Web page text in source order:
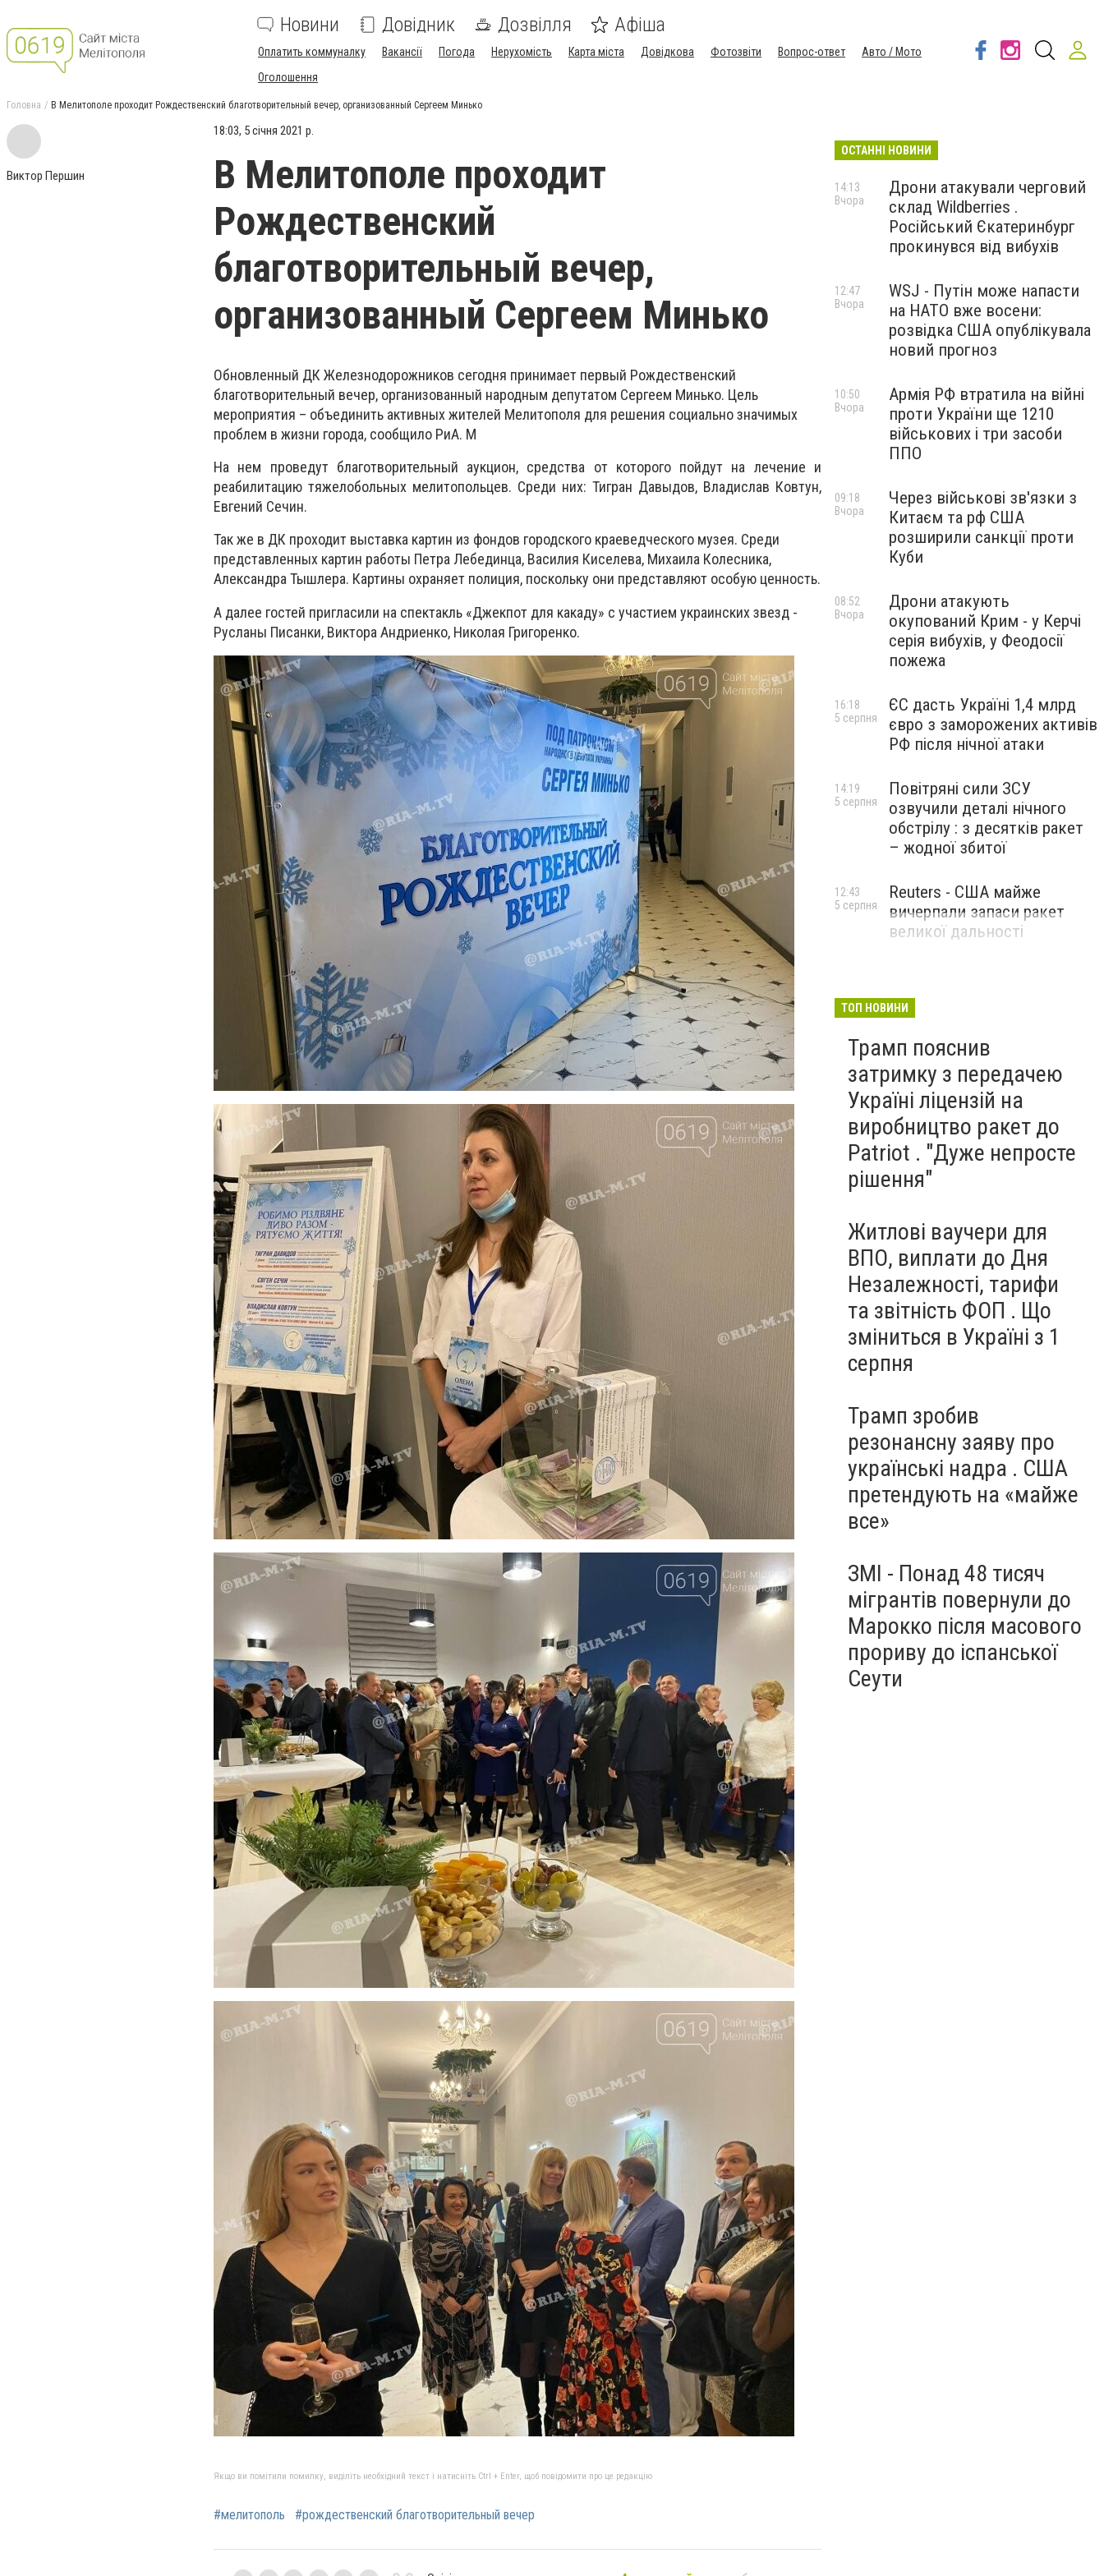
Новини Довідник Дозвілля Афіша
Оплатить коммуналку Вакансії Погода Нерухомість Карта міста Довідкова Фотозвіти Вопрос-ответ
Авто / Мото
Оголошення
Головна В Мелитополе проходит Рождественский благотворительный вечер, организованный Сергеем Минько
Виктор Першин
18:03, 5 січня 2021 р.
В Мелитополе проходит
Рождественский
благотворительный вечер,
организованный Сергеем Минько
Обновленный ДК Железнодорожников сегодня принимает первый Рождественский
благотворительный вечер, организованный народным депутатом Сергеем Минько. Цель
мероприятия – объединить активных жителей Мелитополя для решения социально значимых
проблем в жизни города, сообщило РиА. М
На нем проведут благотворительный аукцион, средства от которого пойдут на лечение и
реабилитацию тяжелобольных мелитопольцев. Среди них: Тигран Давыдов, Владислав Ковтун,
Евгений Сечин.
Так же в ДК проходит выставка картин из фондов городского краеведческого музея. Среди
представленных картин работы Петра Лебединца, Василия Киселева, Михаила Колесника,
Александра Тышлера. Картины охраняет полиция, поскольку они представляют особую ценность.
А далее гостей пригласили на спектакль «Джекпот для какаду» с участием украинских звезд -
Русланы Писанки, Виктора Андриенко, Николая Григоренко.
Якщо ви помітили помилку, виділіть необхідний текст і натисніть Ctrl + Enter, щоб повідомити про це редакцію
#мелитополь #рождественский благотворительный вечер
ОСТАННІ НОВИНИ
Дрони атакували черговий
склад Wildberries .
Російський Єкатеринбург
прокинувся від вибухів
14:13
Вчора
WSJ - Путін може напасти
на НАТО вже восени:
розвідка США опублікувала
новий прогноз
12:47
Вчора
Армія РФ втратила на війні
проти України ще 1210
військових і три засоби
ППО
10:50
Вчора
Через військові зв'язки з
Китаєм та рф США
розширили санкції проти
Куби
09:18
Вчора
Дрони атакують
окупований Крим - у Керчі
серія вибухів, у Феодосії
пожежа
08:52
Вчора
ЄС дасть Україні 1,4 млрд
євро з заморожених активів
РФ після нічної атаки
16:18
5 серпня
Повітряні сили ЗСУ
озвучили деталі нічного
обстрілу : з десятків ракет
– жодної збитої
14:19
5 серпня
Reuters - США майже
вичерпали запаси ракет
великої дальності
12:43
5 серпня
ТОП НОВИНИ
Трамп пояснив
затримку з передачею
Україні ліцензій на
виробництво ракет до
Patriot . "Дуже непросте
рішення"
Житлові ваучери для
ВПО, виплати до Дня
Незалежності, тарифи
та звітність ФОП . Що
зміниться в Україні з 1
серпня
Трамп зробив
резонансну заяву про
українські надра . США
претендують на «майже
все»
ЗМІ - Понад 48 тисяч
мігрантів повернули до
Марокко після масового
прориву до іспанської
Сеути